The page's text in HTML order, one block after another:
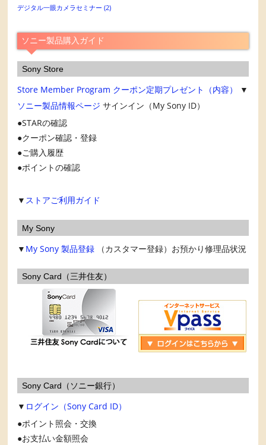
カ
ブ
デジタル一眼カメラセミナー (2)
ソニー製品購入ガイド
Sony Store
Store Member Program クーポン定期プレゼント（内容）
▼
ソニー製品情報ページ サインイン（My Sony ID）
STARの確認
クーポン確認・登録
ご購入履歴
ポイントの確認
▼ ストアご利用ガイド
My Sony
▼ My Sony 製品登録 （カスタマー登録）お預かり修理品状況
Sony Card（三井住友）
Sony Card（ソニー銀行）
▼ ログイン（Sony Card ID）
ポイント照会・交換
お支払い金額照会